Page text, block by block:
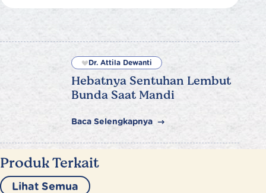
Dr. Attila Dewanti
Hebatnya Sentuhan Lembut
Bunda Saat Mandi
Baca Selengkapnya
Produk Terkait
Lihat Semua